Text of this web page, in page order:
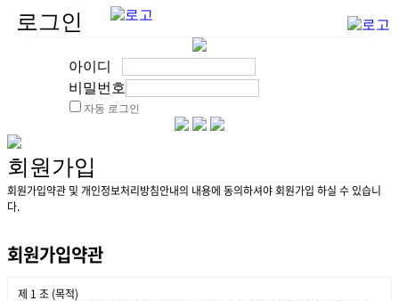
로그인
아이디
비밀번호
자동 로그인
회원가입